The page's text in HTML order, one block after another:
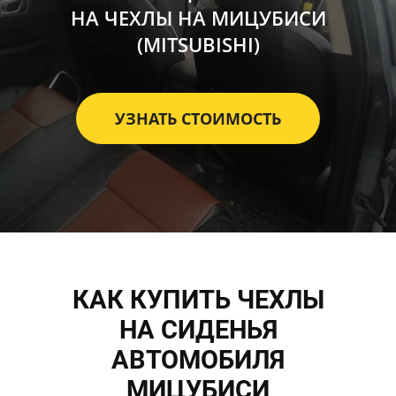
НА ЧЕХЛЫ НА МИЦУБИСИ
(MITSUBISHI)
УЗНАТЬ СТОИМОСТЬ
КАК КУПИТЬ ЧЕХЛЫ
НА СИДЕНЬЯ
АВТОМОБИЛЯ
МИЦУБИСИ